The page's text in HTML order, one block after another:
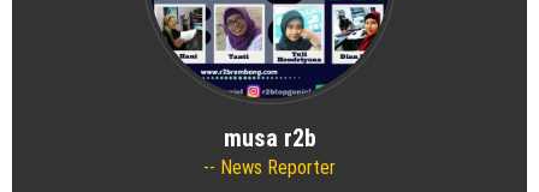
musa r2b
News Reporter